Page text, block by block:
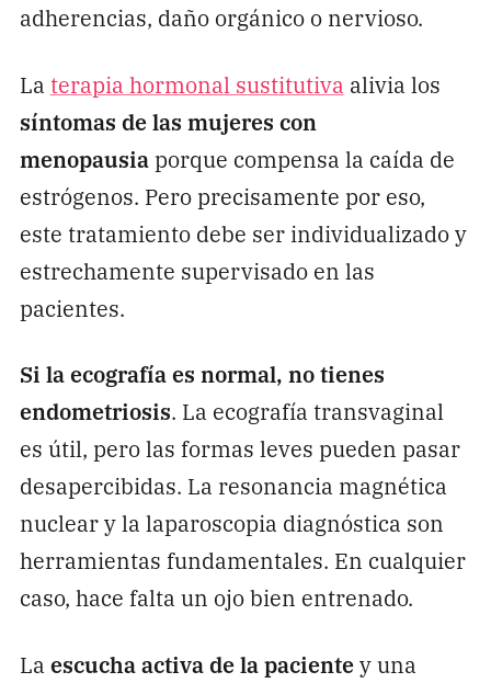
adherencias, daño orgánico o nervioso.
La terapia hormonal sustitutiva alivia los
síntomas de las mujeres con
menopausiaporque compensa la caída de
estrógenos. Pero precisamente por eso,
este tratamiento debe ser individualizado y
estrechamente supervisado en las
pacientes.
Si la ecografía es normal, no tienes
endometriosis. La ecografía transvaginal
es útil, pero las formas leves pueden pasar
desapercibidas. La resonancia magnética
nuclear y la laparoscopia diagnóstica son
herramientas fundamentales. En cualquier
caso, hace falta un ojo bien entrenado.
La escucha activa de la pacientey una